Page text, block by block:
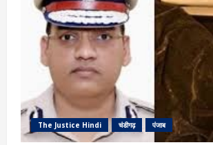
कुमार
का
राजकीय
सम्मान
के
साथ
अंतिम
संस्कार,
पोस्टमार्टम
रिपोर्ट
को
सौंपी
गई
The Justice Hindi चंडीगढ़ पंजाब